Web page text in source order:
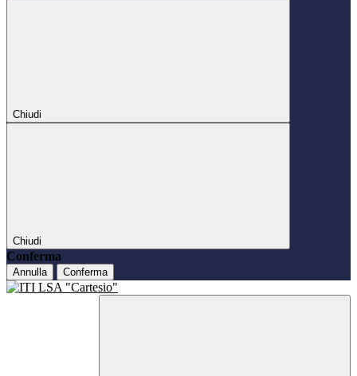
Chiudi
Chiudi
Conferma
Annulla Conferma